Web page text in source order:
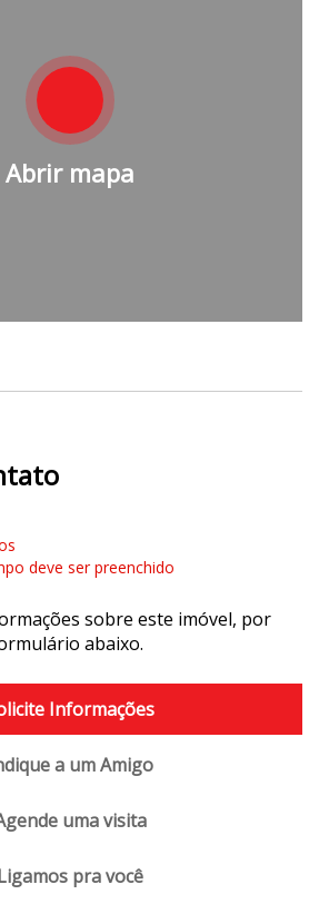
Abrir mapa
deve ser preenchido
sobre este imóvel, por
abaixo.
Informações
a um Amigo
uma visita
pra você